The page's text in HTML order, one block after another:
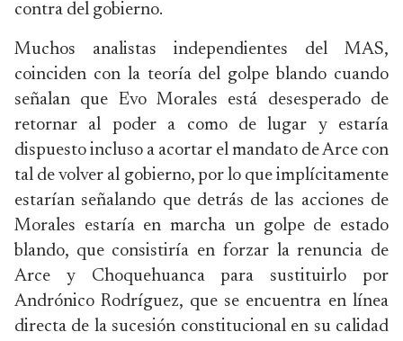
contra del gobierno.
Muchos analistas independientes del MAS,
coinciden con la teoría del golpe blando cuando
señalan que Evo Morales está desesperado de
retornar al poder a como de lugar y estaría
dispuesto incluso a acortar el mandato de Arce con
tal de volver al gobierno, por lo que implícitamente
estarían señalando que detrás de las acciones de
Morales estaría en marcha un golpe de estado
blando, que consistiría en forzar la renuncia de
Arce y Choquehuanca para sustituirlo por
Andrónico Rodríguez, que se encuentra en línea
directa de la sucesión constitucional en su calidad